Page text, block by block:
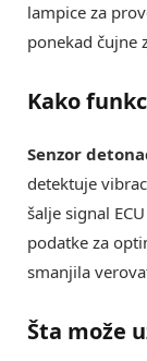
lampice za
ponekad čujne
Kako
Senzor
detektuje
šalje signal
podatke za
smanjila
Šta može